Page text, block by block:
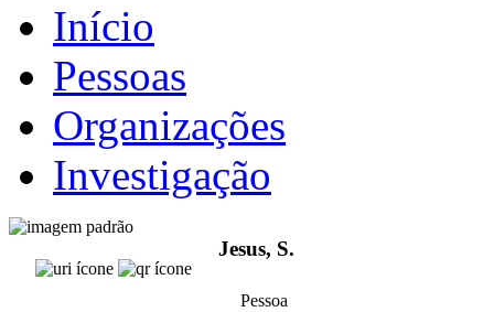
Início
Pessoas
Organizações
Investigação
Jesus, S.
Pessoa